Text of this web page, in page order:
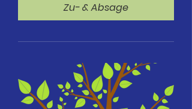
Zu- & Absage